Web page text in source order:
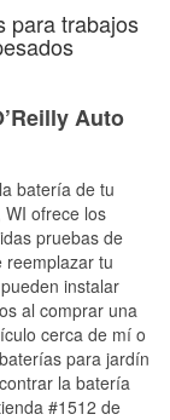
para trabajos
Auto
batería de tu
ofrece los
pruebas de
reemplazar tu
instalar
al comprar una
cerca de mí o
para jardín
la batería
#1512 de